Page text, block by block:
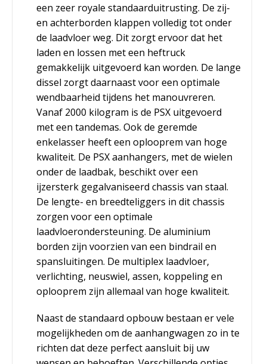
een zeer royale standaarduitrusting. De zij-
en achterborden klappen volledig tot onder
de laadvloer weg. Dit zorgt ervoor dat het
laden en lossen met een heftruck
gemakkelijk uitgevoerd kan worden. De lange
dissel zorgt daarnaast voor een optimale
wendbaarheid tijdens het manouvreren.
Vanaf 2000 kilogram is de PSX uitgevoerd
met een tandemas. Ook de geremde
enkelasser heeft een oplooprem van hoge
kwaliteit. De PSX aanhangers, met de wielen
onder de laadbak, beschikt over een
ijzersterk gegalvaniseerd chassis van staal.
De lengte- en breedteliggers in dit chassis
zorgen voor een optimale
laadvloerondersteuning. De aluminium
borden zijn voorzien van een bindrail en
spansluitingen. De multiplex laadvloer,
verlichting, neuswiel, assen, koppeling en
oplooprem zijn allemaal van hoge kwaliteit.
Naast de standaard opbouw bestaan er vele
mogelijkheden om de aanhangwagen zo in te
richten dat deze perfect aansluit bij uw